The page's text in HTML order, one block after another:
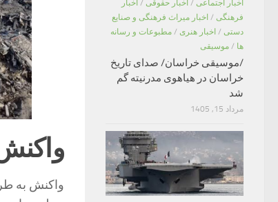
واکنش به
اخبار اجتماعی / اخبار حقوقی / اخبار
فرهنگی / اخبار میراث فرهنگی و صنایع
دستی / اخبار هنری / مطبوعات و رسانه
ها / موسیقی
/موسیقی خراسان/ صدای تاریخ
خراسان در هیاهوی مدرنیته گم
شد
مرداد 15, 1405